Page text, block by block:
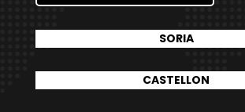
SORIA
CASTELLON